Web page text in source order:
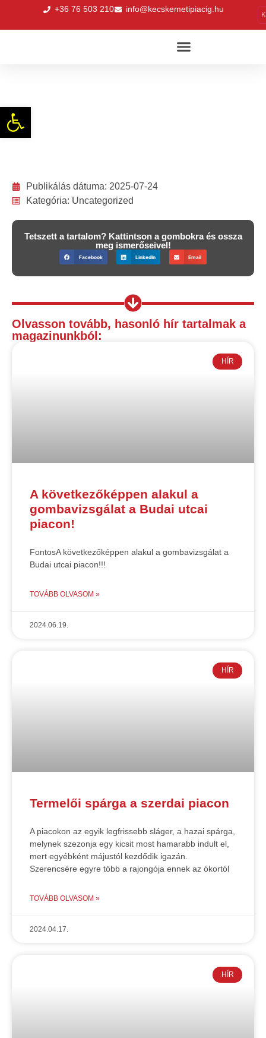
+36 76 503 210 info@kecskemetipiacig.hu
Publikálás dátuma: 2025-07-24
Kategória: Uncategorized
Tetszett a tartalom? Kattintson a gombokra és ossza
meg ismerőseivel!
Facebook LinkedIn Email
Olvasson tovább, hasonló hír tartalmak a
magazinunkból:
HÍR
A következőképpen alakul a
gombavizsgálat a Budai utcai
piacon!
FontosA következőképpen alakul a gombavizsgálat a
Budai utcai piacon!!!
TOVÁBB OLVASOM »
2024.06.19.
HÍR
Termelői spárga a szerdai piacon
A piacokon az egyik legfrissebb sláger, a hazai spárga,
melynek szezonja egy kicsit most hamarabb indult el,
mert egyébként májustól kezdődik igazán.
Szerencsére egyre több a rajongója ennek az ókortól
TOVÁBB OLVASOM »
2024.04.17.
HÍR
Eszköztár megnyitása